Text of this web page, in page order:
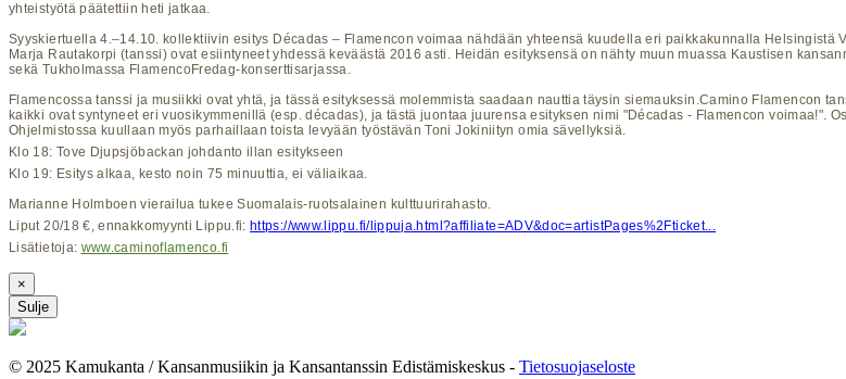
yhteistyötä päätettiin heti jatkaa.
Syyskiertuella 4.–14.10. kollektiivin esitys Décadas – Flamencon voimaa nähdään yhteensä kuudella eri paikkakunnalla
Marja Rautakorpi (tanssi) ovat esiintyneet yhdessä keväästä 2016 asti. Heidän esityksensä on nähty muun muassa Kaustisen
sekä Tukholmassa FlamencoFredag-konserttisarjassa.
Flamencossa tanssi ja musiikki ovat yhtä, ja tässä esityksessä molemmista saadaan nauttia täysin siemauksin.Camino Flamencon
kaikki ovat syntyneet eri vuosikymmenillä (esp. décadas), ja tästä juontaa juurensa esityksen nimi "Décadas - Flamencon voimaa!".
Ohjelmistossa kuullaan myös parhaillaan toista levyään työstävän Toni Jokiniityn omia sävellyksiä.
Klo 18: Tove Djupsjöbackan johdanto illan esitykseen
Klo 19: Esitys alkaa, kesto noin 75 minuuttia, ei väliaikaa.
Marianne Holmboen vierailua tukee Suomalais-ruotsalainen kulttuurirahasto.
Liput 20/18 €, ennakkomyynti Lippu.fi:https://www.lippu.fi/lippuja.html?affiliate=ADV&doc=artistPages%2Fticket...
Lisätietoja: www.caminoflamenco.fi
×
Sulje
© 2025 Kamukanta / Kansanmusiikin ja Kansantanssin Edistämiskeskus - Tietosuojaseloste